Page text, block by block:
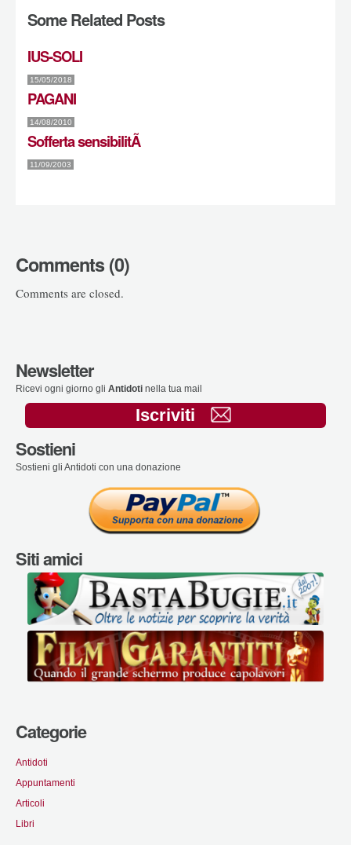
Some Related Posts
IUS-SOLI
15/05/2018
PAGANI
14/08/2010
Sofferta sensibilitÃ
11/09/2003
Comments (0)
Comments are closed.
Newsletter
Ricevi ogni giorno gli Antidoti nella tua mail
Iscriviti
Sostieni
Sostieni gli Antidoti con una donazione
Siti amici
Categorie
Antidoti
Appuntamenti
Articoli
Libri